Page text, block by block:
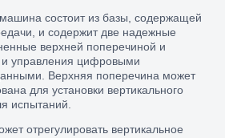
состоит из базы, содержащей
и содержит две надежные
верхней поперечиной и
и управления цифровыми
Верхняя поперечина может
для установки вертикального
испытаний.
отрегулировать вертикальное